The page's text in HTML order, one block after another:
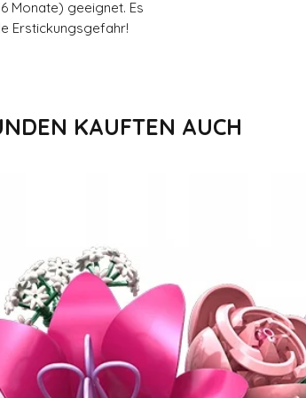
Monate) geeignet. Es
Erstickungsgefahr!
KAUFTEN AUCH